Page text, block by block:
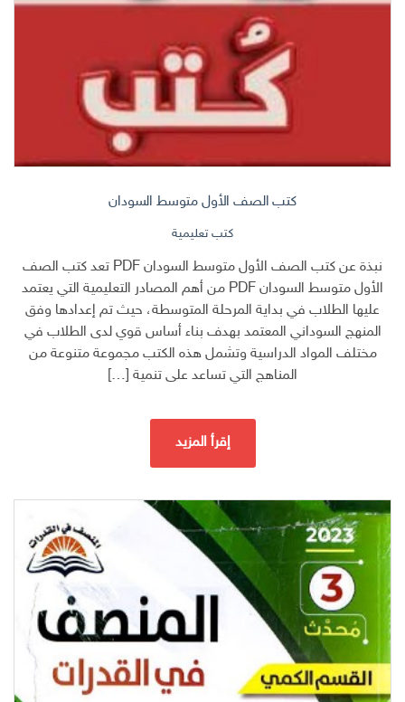
كتب الصف الأول متوسط السودان
كتب تعليمية
نبذة عن كتب الصف الأول متوسط السودان PDF تعد كتب الصف
الأول متوسط السودان PDF من أهم المصادر التعليمية التي يعتمد
عليها الطلاب في بداية المرحلة المتوسطة، حيث تم إعدادها وفق
المنهج السوداني المعتمد بهدف بناء أساس قوي لدى الطلاب في
مختلف المواد الدراسية وتشمل هذه الكتب مجموعة متنوعة من
المناهج التي تساعد على تنمية […]
إقرأ المزيد